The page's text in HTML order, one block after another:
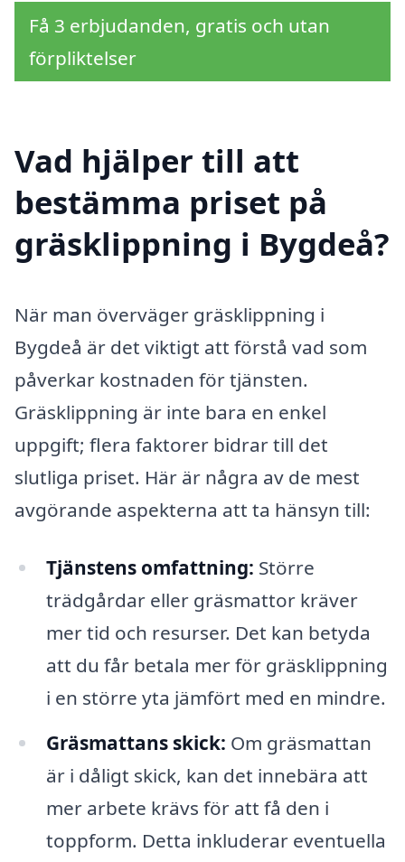
Få 3 erbjudanden, gratis och utan
förpliktelser
Vad hjälper till att
bestämma priset på
gräsklippning i Bygdeå?
När man överväger gräsklippning i
Bygdeå är det viktigt att förstå vad som
påverkar kostnaden för tjänsten.
Gräsklippning är inte bara en enkel
uppgift; flera faktorer bidrar till det
slutliga priset. Här är några av de mest
avgörande aspekterna att ta hänsyn till:
Tjänstens omfattning: Större
trädgårdar eller gräsmattor kräver
mer tid och resurser. Det kan betyda
att du får betala mer för gräsklippning
i en större yta jämfört med en mindre.
Gräsmattans skick: Om gräsmattan
är i dåligt skick, kan det innebära att
mer arbete krävs för att få den i
toppform. Detta inkluderar eventuella